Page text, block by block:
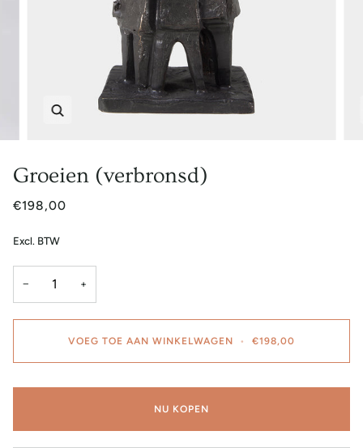
Groeien (verbronsd)
€198,00
Excl. BTW
− +
VOEG TOE AAN WINKELWAGEN • €198,00
NU KOPEN